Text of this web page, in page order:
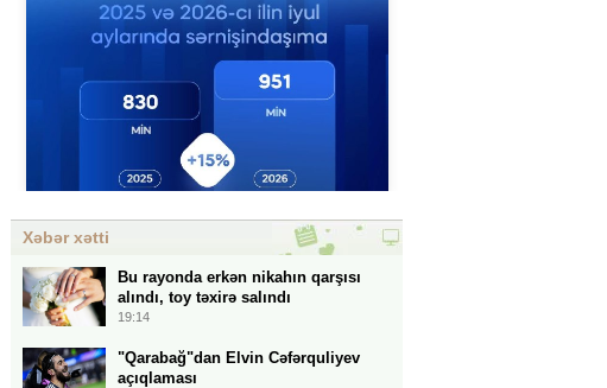
Xəbər xətti
Bu rayonda erkən nikahın qarşısı
alındı, toy təxirə salındı
19:14
"Qarabağ"dan Elvin Cəfərquliyev
açıqlaması